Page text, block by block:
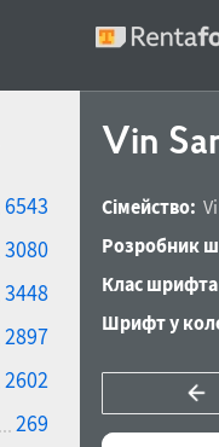
6543
3080
3448
2897
2602
269
Vin
Сімейство:
Розробник
Клас
Шрифт у